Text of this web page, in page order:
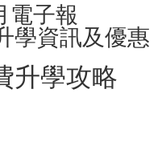
電子報
學資訊及優惠
升學攻略​